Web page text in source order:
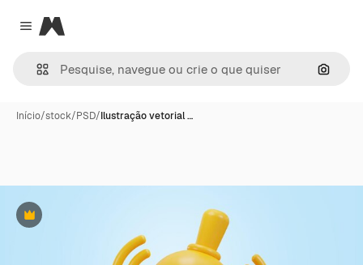
Close menu
Magnific
Início/stock/PSD/Ilustração vetorial …
Premium